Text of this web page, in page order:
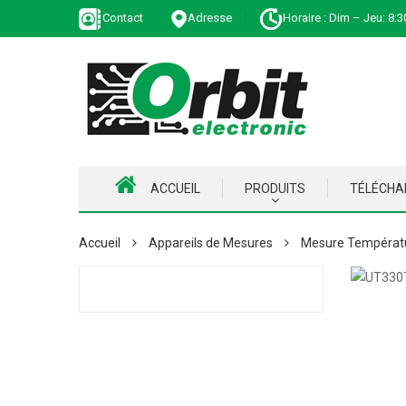
Contact Adresse Horaire : Dim – Jeu:
ACCUEIL PRODUITS
Accueil Appareils de Mesures Mesure